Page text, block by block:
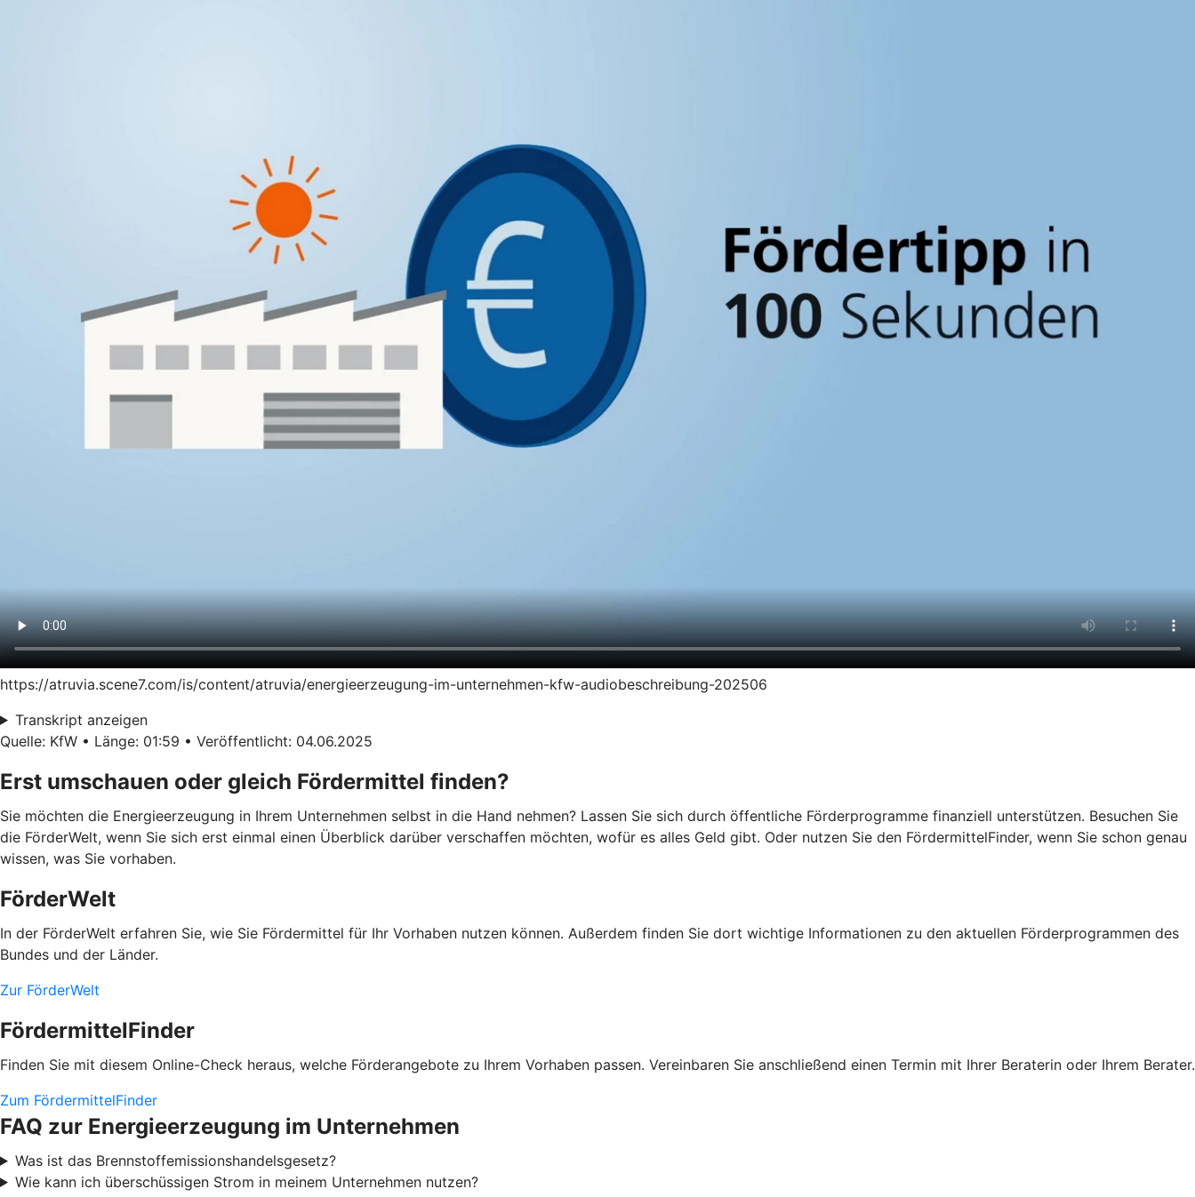
https://atruvia.scene7.com/is/content/atruvia/energieerzeugung-im-unternehmen-kfw-audiobeschreibung-202506
Transkript anzeigen
Quelle: KfW • Länge: 01:59 • Veröffentlicht: 04.06.2025
Erst umschauen oder gleich Fördermittel finden?
Sie möchten die Energieerzeugung in Ihrem Unternehmen selbst in die Hand nehmen? Lassen Sie sich durch öffentliche Förderprogramme finanziell unterstützen. Besuchen Sie
die FörderWelt, wenn Sie sich erst einmal einen Überblick darüber verschaffen möchten, wofür es alles Geld gibt. Oder nutzen Sie den FördermittelFinder, wenn Sie schon genau
wissen, was Sie vorhaben.
FörderWelt
In der FörderWelt erfahren Sie, wie Sie Fördermittel für Ihr Vorhaben nutzen können. Außerdem finden Sie dort wichtige Informationen zu den aktuellen Förderprogrammen des
Bundes und der Länder.
Zur FörderWelt
FördermittelFinder
Finden Sie mit diesem Online-Check heraus, welche Förderangebote zu Ihrem Vorhaben passen. Vereinbaren Sie anschließend einen Termin mit Ihrer Beraterin oder Ihrem Berater.
Zum FördermittelFinder
FAQ zur Energieerzeugung im Unternehmen
Was ist das Brennstoffemissionshandelsgesetz?
Wie kann ich überschüssigen Strom in meinem Unternehmen nutzen?